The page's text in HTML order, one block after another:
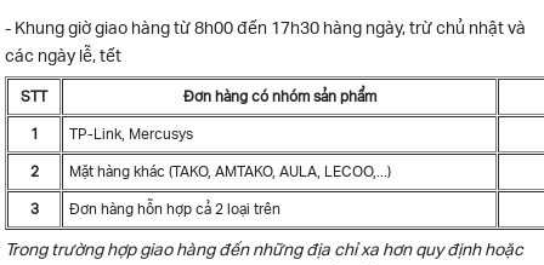
- Khung giờ giao hàng từ 8h00 đến 17h30 hàng ngày, trừ chủ nhật và
các ngày lễ, tết
STT Đơn hàng có nhóm sản phẩm
1 TP-Link, Mercusys
2 Mặt hàng khác (TAKO, AMTAKO, AULA, LECOO,...)
3 Đơn hàng hỗn hợp cả 2 loại trên
Trong trường hợp giao hàng đến những địa chỉ xa hơn quy định hoặc